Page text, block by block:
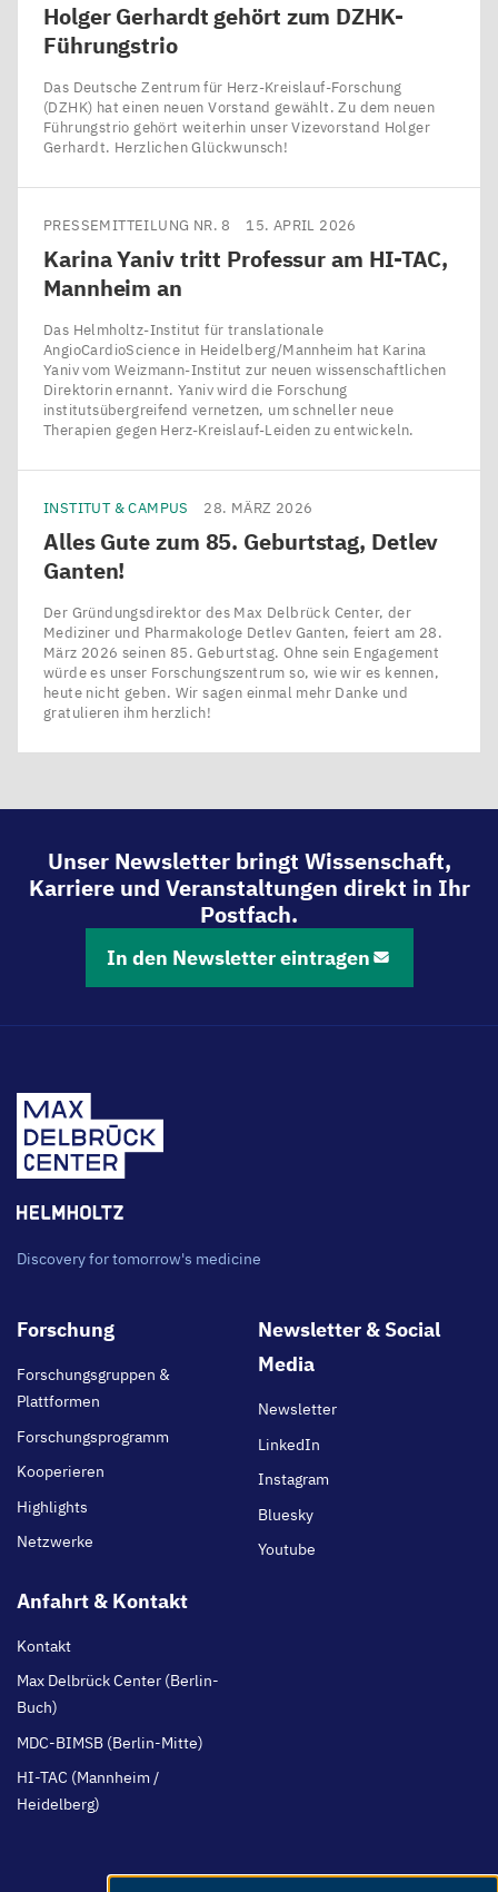
Holger Gerhardt gehört zum DZHK-
Führungstrio
Das Deutsche Zentrum für Herz-Kreislauf-Forschung
(DZHK) hat einen neuen Vorstand gewählt. Zu dem neuen
Führungstrio gehört weiterhin unser Vizevorstand Holger
Gerhardt. Herzlichen Glückwunsch!
PRESSEMITTEILUNG NR. 8 15. APRIL 2026
Karina Yaniv tritt Professur am HI-TAC,
Mannheim an
Das Helmholtz-Institut für translationale
AngioCardioScience in Heidelberg/​Mannheim hat Karina
Yaniv vom Weizmann-Institut zur neuen wissenschaftlichen
Direktorin ernannt. Yaniv wird die Forschung
institutsübergreifend vernetzen, um schneller neue
Therapien gegen Herz-Kreislauf-Leiden zu entwickeln.
INSTITUT & CAMPUS 28. MÄRZ 2026
Alles Gute zum 85. Geburtstag, Detlev
Ganten!
Der Gründungsdirektor des Max Delbrück Center, der
Mediziner und Pharmakologe Detlev Ganten, feiert am 28.
März 2026 seinen 85. Geburtstag. Ohne sein Engagement
würde es unser Forschungszentrum so, wie wir es kennen,
heute nicht geben. Wir sagen einmal mehr Danke und
gratulieren ihm herzlich!
Unser Newsletter bringt Wissenschaft,
Karriere und Veranstaltungen direkt in Ihr
Postfach.
In den Newsletter eintragen
Discovery for tomorrow's medicine
Footer
Forschung
Forschungsgruppen &
Plattformen
Forschungsprogramm
Kooperieren
Highlights
Netzwerke
Newsletter & Social
Media
Newsletter
LinkedIn
Instagram
Bluesky
Youtube
Anfahrt & Kontakt
Kontakt
Max Delbrück Center (Berlin-
Buch)
MDC-BIMSB (Berlin-Mitte)
HI-TAC (Mannheim /
Heidelberg)